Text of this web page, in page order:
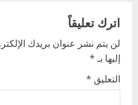
a
v
i
g
اترك تعليقاً
لن يتم نشر عنوان بريدك
إليها بـ*
التعليق *